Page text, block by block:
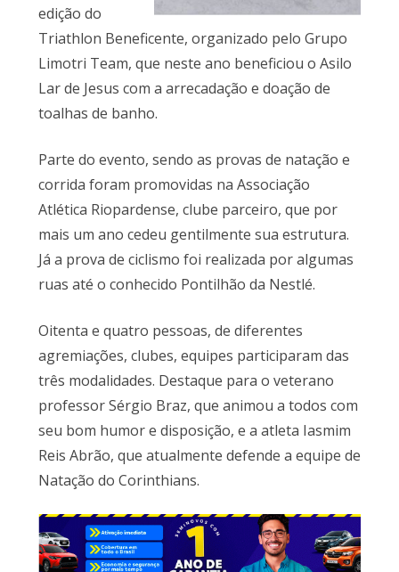
edição do
Triathlon Beneficente, organizado pelo Grupo
Limotri Team, que neste ano beneficiou o Asilo
Lar de Jesus com a arrecadação e doação de
toalhas de banho.
Parte do evento, sendo as provas de natação e
corrida foram promovidas na Associação
Atlética Riopardense, clube parceiro, que por
mais um ano cedeu gentilmente sua estrutura.
Já a prova de ciclismo foi realizada por algumas
ruas até o conhecido Pontilhão da Nestlé.
Oitenta e quatro pessoas, de diferentes
agremiações, clubes, equipes participaram das
três modalidades. Destaque para o veterano
professor Sérgio Braz, que animou a todos com
seu bom humor e disposição, e a atleta Iasmim
Reis Abrão, que atualmente defende a equipe de
Natação do Corinthians.